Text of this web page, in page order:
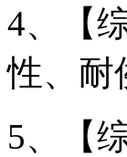
4、【
性、耐
5、【